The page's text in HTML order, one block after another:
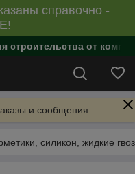
справочно -
строительства от
и сообщения.
силикон, жидкие